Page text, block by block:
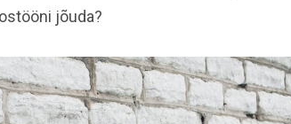
jõuda?